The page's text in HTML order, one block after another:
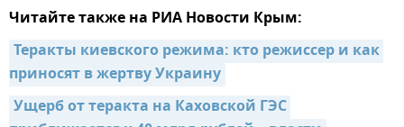
Читайте также на РИА Новости Крым:
Теракты киевского режима: кто режиссер и как
приносят в жертву Украину
Ущерб от теракта на Каховской ГЭС